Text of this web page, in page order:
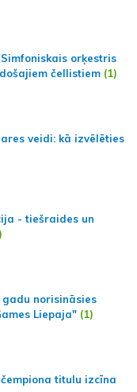
orķestris
čellistiem (1)
veidi: kā izvēlēties
- tiešraides un
norisināsies
Liepaja" (1)
titulu izcīna